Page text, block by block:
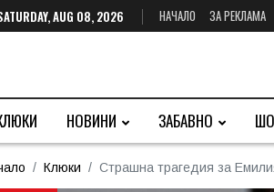
AUG 08, 2026 НАЧАЛО ЗА РЕКЛАМА
НОВИНИ ЗАБАВНО
Клюки Страшна трагедия за